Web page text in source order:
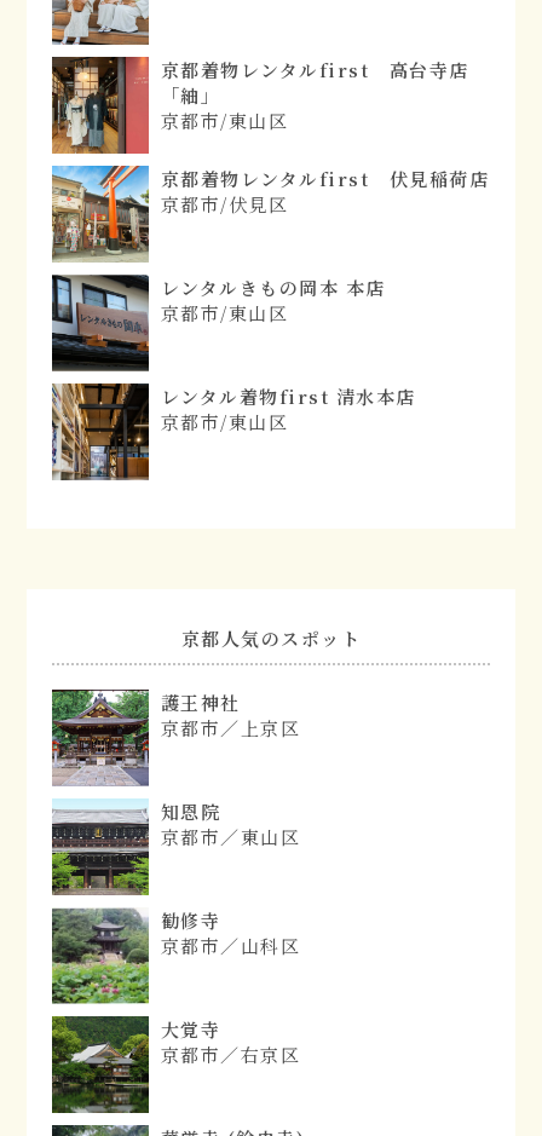
京都着物レンタルfirst 高台寺店
「紬」
京都市/東山区
京都着物レンタルfirst 伏見稲荷店
京都市/伏見区
レンタルきもの岡本 本店
京都市/東山区
レンタル着物first 清水本店
京都市/東山区
京都人気のスポット
護王神社
京都市／上京区
知恩院
京都市／東山区
勧修寺
京都市／山科区
大覚寺
京都市／右京区